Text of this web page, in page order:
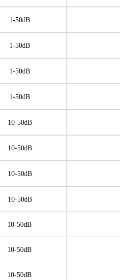
1-50dB
1-50dB
1-50dB
1-50dB
10-50dB
10-50dB
10-50dB
10-50dB
10-50dB
10-50dB
10-50dB